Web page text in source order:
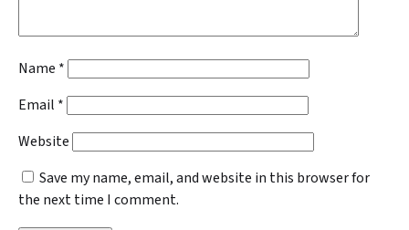
Name *
Email *
Website
Save my name, email, and website in this browser for
the next time I comment.